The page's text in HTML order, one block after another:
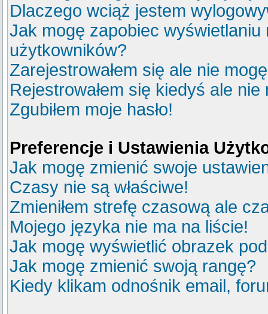
Dlaczego wciąż jestem
Jak mogę zapobiec
użytkowników?
Zarejestrowałem się ale nie
Rejestrowałem się kiedyś ale
Zgubiłem moje hasło!
Preferencje i Ustawienia
Jak mogę zmienić swoje
Czasy nie są właściwe!
Zmieniłem strefę czasową ale
Mojego języka nie ma na liście!
Jak mogę wyświetlić obrazek
Jak mogę zmienić swoją rangę?
Kiedy klikam odnośnik email,